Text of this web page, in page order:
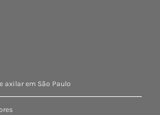
axilar em São Paulo